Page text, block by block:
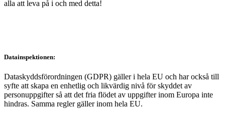
alla att leva på i och med detta!
Datainspektionen:
Dataskyddsförordningen (GDPR) gäller i hela EU och har också till
syfte att skapa en enhetlig och likvärdig nivå för skyddet av
personuppgifter så att det fria flödet av uppgifter inom Europa inte
hindras. Samma regler gäller inom hela EU.